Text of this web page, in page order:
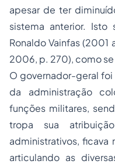
apesar de ter
sistema anterior. Isto
Ronaldo Vainfas (2001
2006, p. 270), como
O governador-geral
da administração
funções militares,
tropa sua
administrativos, ficava
articulando as